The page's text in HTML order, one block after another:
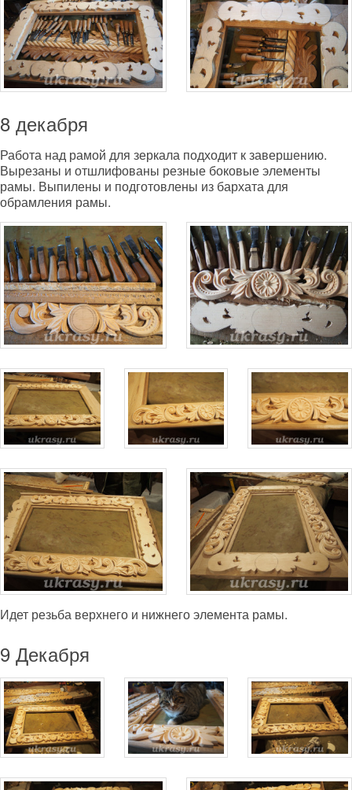
8 декабря
Работа над рамой для зеркала подходит к завершению.
Вырезаны и отшлифованы резные боковые элементы
рамы. Выпилены и подготовлены из бархата для
обрамления рамы.
Идет резьба верхнего и нижнего элемента рамы.
9 Декабря